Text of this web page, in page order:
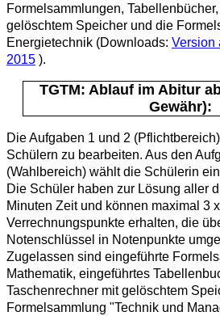
Formelsammlungen,
gelöschtem Speicher und die
Energietechnik (Downloads: Version
2015 ).
TGTM: Ablauf im Abitur
Gewähr):
Die Aufgaben 1 und 2
Schülern zu bearbeiten. Aus den
(Wahlbereich) wählt die Schülerin
Die Schüler haben zur Lösung aller
Minuten Zeit und können maximal 3
Verrechnungspunkte erhalten, die
Notenschlüssel in Notenpunkte
Zugelassen sind eingeführte
Mathematik, eingeführtes
Taschenrechner mit gelöschtem
Formelsammlung "Technik und